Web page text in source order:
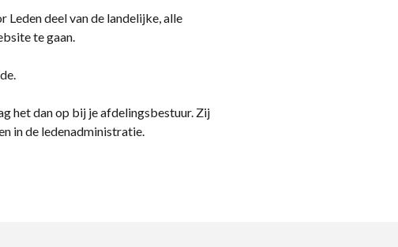
deel van de landelijke, alle
te gaan.
het dan op bij je afdelingsbestuur. Zij
in de ledenadministratie.